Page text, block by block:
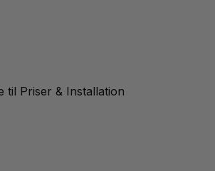
til Priser & Installation